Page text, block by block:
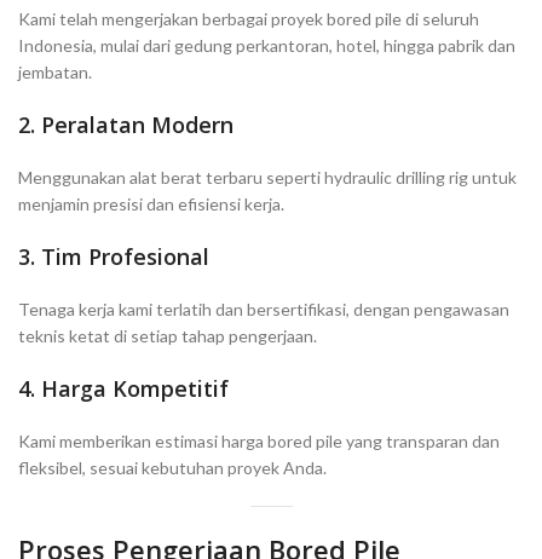
Kami telah mengerjakan berbagai proyek bored pile di seluruh
Indonesia, mulai dari gedung perkantoran, hotel, hingga pabrik dan
jembatan.
2. Peralatan Modern
Menggunakan alat berat terbaru seperti hydraulic drilling rig untuk
menjamin presisi dan efisiensi kerja.
3. Tim Profesional
Tenaga kerja kami terlatih dan bersertifikasi, dengan pengawasan
teknis ketat di setiap tahap pengerjaan.
4. Harga Kompetitif
Kami memberikan estimasi harga bored pile yang transparan dan
fleksibel, sesuai kebutuhan proyek Anda.
Proses Pengerjaan Bored Pile